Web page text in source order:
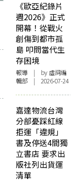
《歐亞紀錄片
週2026》正式
開幕！從戰火
創傷到都市孤
島 叩問當代生
存困境
報導 | by 虛詞編
輯部 | 2026-07-24
嘉達物流台灣
分部憂踩紅線
拒運「違規」
書及停送4間獨
立書店 要求出
版社列出貨運
清單